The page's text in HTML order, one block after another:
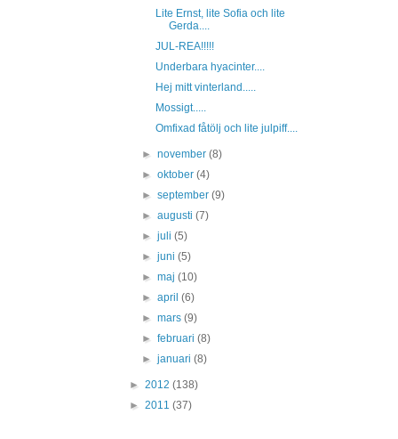
Lite Ernst, lite Sofia och lite
Gerda....
JUL-REA!!!!!
Underbara hyacinter....
Hej mitt vinterland.....
Mossigt.....
Omfixad fåtölj och lite julpiff....
►november(8)
►oktober(4)
►september(9)
►augusti(7)
►juli(5)
►juni(5)
►maj(10)
►april(6)
►mars(9)
►februari(8)
►januari(8)
► 2012 (138)
► 2011 (37)